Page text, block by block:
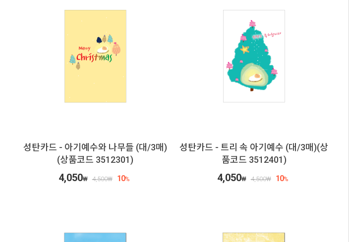
성탄카드 - 아기예수와 나무들 (대/3매)
(상품코드 3512301)
4,050₩ 4,500₩ 10%
성탄카드 - 트리 속 아기예수 (대/3매)(상
품코드 3512401)
4,050₩ 4,500₩ 10%